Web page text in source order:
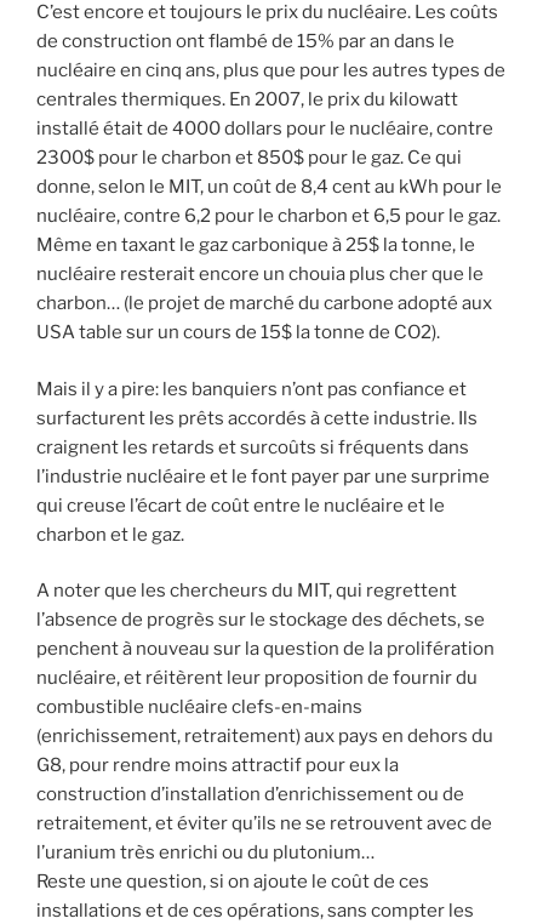
C’est encore et toujours le prix du nucléaire. Les coûts
de construction ont flambé de 15% par an dans le
nucléaire en cinq ans, plus que pour les autres types de
centrales thermiques. En 2007, le prix du kilowatt
installé était de 4000 dollars pour le nucléaire, contre
2300$ pour le charbon et 850$ pour le gaz. Ce qui
donne, selon le MIT, un coût de 8,4 cent au kWh pour le
nucléaire, contre 6,2 pour le charbon et 6,5 pour le gaz.
Même en taxant le gaz carbonique à 25$ la tonne, le
nucléaire resterait encore un chouia plus cher que le
charbon… (le projet de marché du carbone adopté aux
USA table sur un cours de 15$ la tonne de CO2).
Mais il y a pire: les banquiers n’ont pas confiance et
surfacturent les prêts accordés à cette industrie. Ils
craignent les retards et surcoûts si fréquents dans
l’industrie nucléaire et le font payer par une surprime
qui creuse l’écart de coût entre le nucléaire et le
charbon et le gaz.
A noter que les chercheurs du MIT, qui regrettent
l’absence de progrès sur le stockage des déchets, se
penchent à nouveau sur la question de la prolifération
nucléaire, et réitèrent leur proposition de fournir du
combustible nucléaire clefs-en-mains
(enrichissement, retraitement) aux pays en dehors du
G8, pour rendre moins attractif pour eux la
construction d’installation d’enrichissement ou de
retraitement, et éviter qu’ils ne se retrouvent avec de
l’uranium très enrichi ou du plutonium…
Reste une question, si on ajoute le coût de ces
installations et de ces opérations, sans compter les